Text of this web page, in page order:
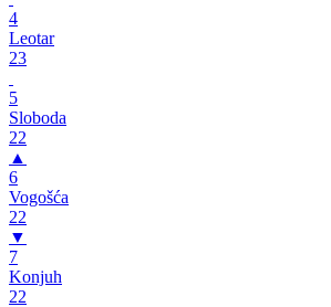
4
Leotar
23
5
Sloboda
22
▲
6
Vogošća
22
▼
7
Konjuh
22